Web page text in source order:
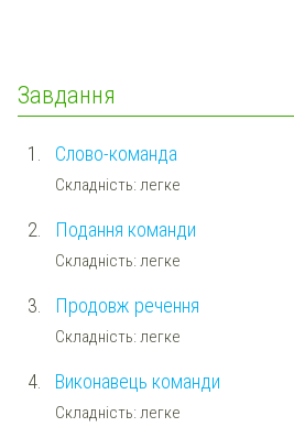
Завдання
1. Слово-команда
Складність: легке
2. Подання команди
Складність: легке
3. Продовж речення
Складність: легке
4. Виконавець команди
Складність: легке